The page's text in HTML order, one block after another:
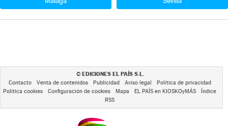
© EDICIONES EL PAÍS S.L.
Contacto Venta de contenidos Publicidad Aviso legal
Política de privacidad
Política cookies
Configuración de cookies Mapa EL PAÍS en KIOSKOyMÁS
Índice
RSS